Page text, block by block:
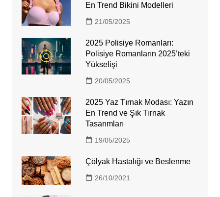
En Trend Bikini Modelleri
21/05/2025
2025 Polisiye Romanları:
Polisiye Romanların 2025’teki
Yükselişi
20/05/2025
2025 Yaz Tırnak Modası: Yazın
En Trend ve Şık Tırnak
Tasarımları
19/05/2025
Çölyak Hastalığı ve Beslenme
26/10/2021